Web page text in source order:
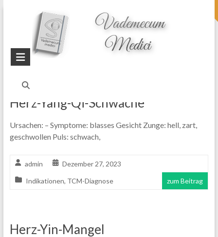
topheader
Startseite
Blog
Funktionskreis Herz
Herz-Yang-Qi-Schwäche
Ursachen: – Symptome: blasses Gesicht Zunge: hell, zart,
geschwollen Puls: schwach,
admin Dezember 27, 2023
Indikationen, TCM-Diagnose zum Beitrag
Herz-Yin-Mangel